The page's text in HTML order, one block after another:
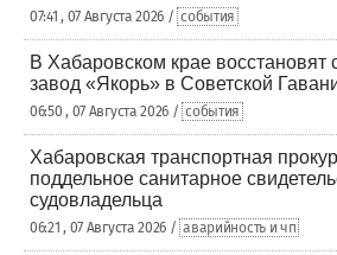
07:41 , 07 Августа 2026 / события
В Хабаровском крае восстановят
завод «Якорь» в Советской
06:50 , 07 Августа 2026 / события
Хабаровская транспортная
поддельное санитарное
судовладельца
06:21 , 07 Августа 2026 / аварийность и чп